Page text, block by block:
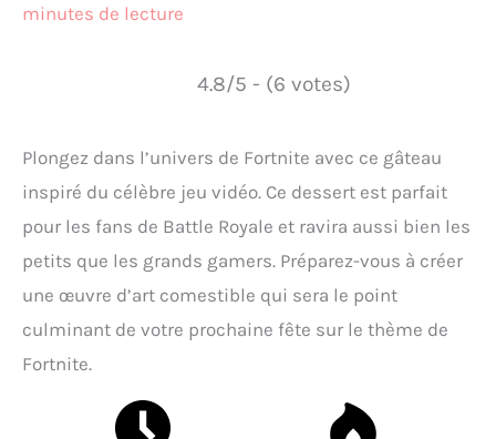
minutes de lecture
4.8/5 - (6 votes)
Plongez dans l’univers de Fortnite avec ce gâteau
inspiré du célèbre jeu vidéo. Ce dessert est parfait
pour les fans de Battle Royale et ravira aussi bien les
petits que les grands gamers. Préparez-vous à créer
une œuvre d’art comestible qui sera le point
culminant de votre prochaine fête sur le thème de
Fortnite.